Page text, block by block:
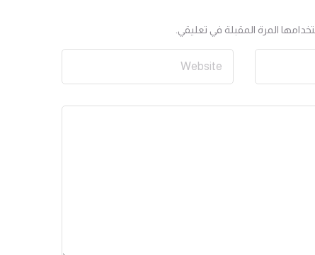
المرة المقبلة في تعليقي.